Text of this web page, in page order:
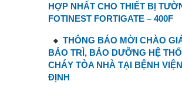
HỢP NHẤT CHO THIẾT BỊ
FOTINEST FORTIGATE – 400F
THÔNG BÁO MỜI CHÀO
BẢO TRÌ, BẢO DƯỠNG HỆ
CHÁY TÒA NHÀ TẠI BỆNH
ĐỊNH